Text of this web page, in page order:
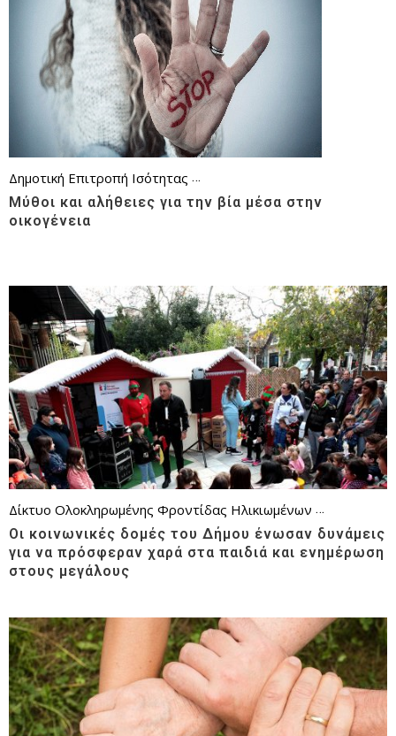
Δημοτική Επιτροπή Ισότητας Εθελοντισμός και δράσεις
Μύθοι και αλήθειες για την βία μέσα στην
οικογένεια
Δίκτυο Ολοκληρωμένης Φροντίδας Ηλικιωμένων
Οι κοινωνικές δομές του Δήμου ένωσαν δυνάμεις
για να πρόσφεραν χαρά στα παιδιά και ενημέρωση
στους μεγάλους